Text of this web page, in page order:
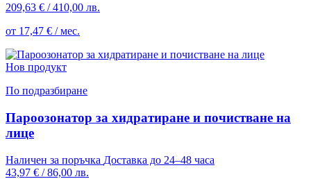
209,63 € / 410,00 лв.
от 17,47 € / мес.
Нов продукт
По подразбиране
Пароозонатор за хидратиране и почистване на
лице
Наличен за поръчка Доставка до 24–48 часа
43,97 € / 86,00 лв.